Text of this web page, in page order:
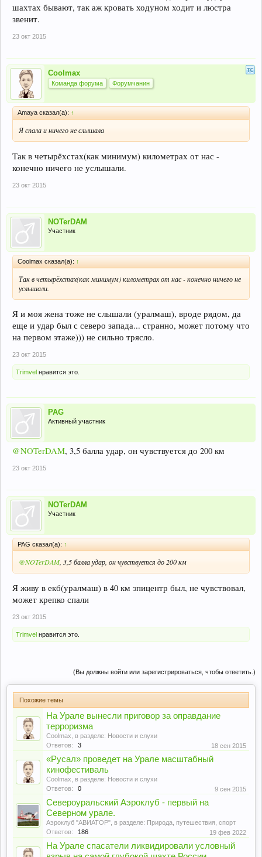
шахтах бывают, так аж кровать ходуном ходит и люстра
звенит.
23 окт 2015
Coolmax
Команда форума Форумчанин
Amaya сказал(а): ↑
Я спала и ничего не слышала
Так в четырёхстах(как минимум) километрах от нас -
конечно ничего не услышали.
23 окт 2015
NOTerDAM
Участник
Coolmax сказал(а): ↑
Так в четырёхстах(как минимум) километрах от нас - конечно ничего не
услышали.
Я и моя жена тоже не слышали (уралмаш), вроде рядом, да
еще и удар был с северо запада... странно, может потому что
на первом этаже))) не сильно трясло.
23 окт 2015
Trimvel нравится это.
PAG
Активный участник
@NOTerDAM, 3,5 балла удар, он чувствуется до 200 км
23 окт 2015
NOTerDAM
Участник
PAG сказал(а): ↑
@NOTerDAM, 3,5 балла удар, он чувствуется до 200 км
Я живу в екб(уралмаш) в 40 км эпицентр был, не чувствовал,
может крепко спали
23 окт 2015
Trimvel нравится это.
(Вы должны войти или зарегистрироваться, чтобы ответить.)
Похожие темы
На Урале вынесли приговор за оправдание
терроризма
Coolmax , в разделе: Новости и слухи
Ответов:
3 18 сен 2015
«Русал» проведет на Урале масштабный
кинофестиваль
Coolmax , в разделе: Новости и слухи
Ответов:
0 9 сен 2015
Североуральский Аэроклуб - первый на
Северном урале.
Аэроклуб "АВИАТОР" , в разделе: Природа, путешествия, спорт
Ответов:
186 19 фев 2022
На Урале спасатели ликвидировали условный